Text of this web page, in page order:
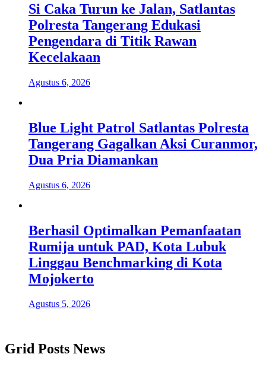
Si Caka Turun ke Jalan, Satlantas
Polresta Tangerang Edukasi
Pengendara di Titik Rawan
Kecelakaan
Agustus 6, 2026
Blue Light Patrol Satlantas Polresta
Tangerang Gagalkan Aksi Curanmor,
Dua Pria Diamankan
Agustus 6, 2026
Berhasil Optimalkan Pemanfaatan
Rumija untuk PAD, Kota Lubuk
Linggau Benchmarking di Kota
Mojokerto
Agustus 5, 2026
Grid Posts News